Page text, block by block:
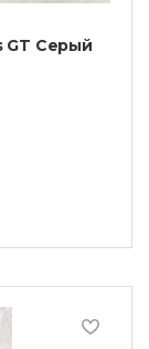
GT Серый